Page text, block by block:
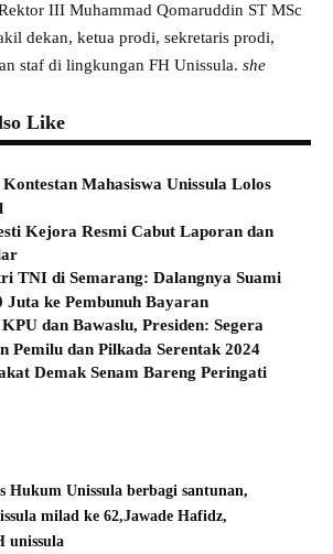
III Muhammad Qomaruddin ST MSc
dekan, ketua prodi, sekretaris prodi,
staf di lingkungan FH Unissula. she
Like
Mahasiswa Unissula Lolos
Kejora Resmi Cabut Laporan dan
TNI di Semarang: Dalangnya Suami
Juta ke Pembunuh Bayaran
dan Bawaslu, Presiden: Segera
Pemilu dan Pilkada Serentak 2024
Demak Senam Bareng Peringati
Hukum Unissula berbagi santunan
milad ke 62 Jawade Hafidz
unissula